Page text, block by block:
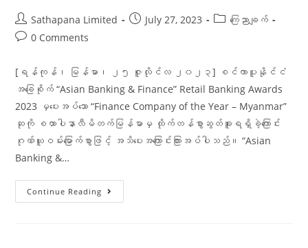
Sathapana Limited July 27, 2023
ကြေညာချက်
0 Comments
[ရန်ကုန်၊ မြန်မာ၊ ၂၅ ဇူလိုင်လ ၂၀၂၃] စင်ကာပူနိုင်ငံ
အခြေစိုက် “Asian Banking & Finance” Retail Banking Awards
2023 မှပေးအပ်သော “Finance Company of the Year – Myanmar”
ဆုကို စထာပါနာလီမိတက်မြန်မာမှ ထိုက်တန်စွာဆွတ်ခူးရရှိခဲ့ကြောင်း
ဂုဏ်ယူဝမ်းမြောက်စွာဖြင့် အသိပေးအကြောင်းကြားအပ်ပါသည်။ “Asian
Banking &…
Continue Reading